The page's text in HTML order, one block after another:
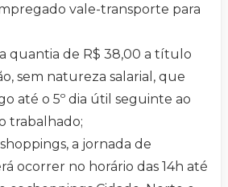
vale-transporte para
quantia de R$ 38,00 a título
sem natureza salarial, que
até o 5º dia útil seguinte ao
trabalhado;
a jornada de
ocorrer no horário das 14h até